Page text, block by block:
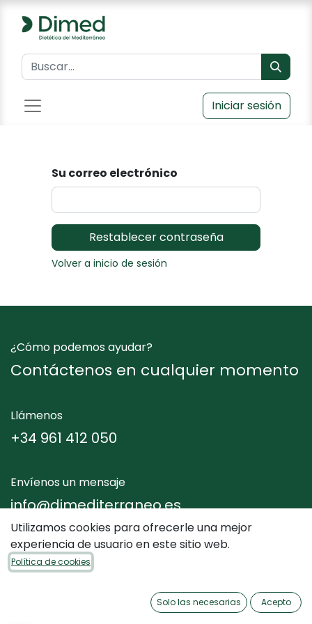
Iniciar sesión
Su correo electrónico
Restablecer contraseña
Volver a inicio de sesión
¿Cómo podemos ayudar?
Contáctenos en cualquier momento
Llámenos
+34 961 412 050
Envíenos un mensaje
info@dimediterraneo.es
Utilizamos cookies para ofrecerle una mejor
experiencia de usuario en este sitio web.
Política de cookies
Solo las necesarias Acepto